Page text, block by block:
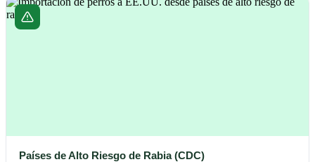
Países de Alto Riesgo de Rabia (CDC)